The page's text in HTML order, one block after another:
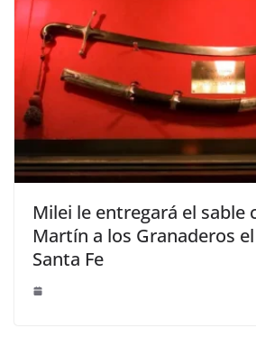
Milei le entregará el sable
Martín a los Granaderos
Santa Fe